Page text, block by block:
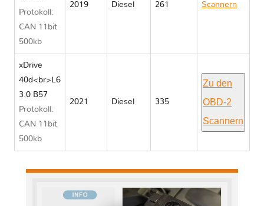
Protokoll:
CAN 11bit
500kb
2019 Diesel 261
Scannern
xDrive
40d<br>L6
3.0 B57
Protokoll:
CAN 11bit
500kb
2021 Diesel 335
Zu den
OBD-2
Scannern